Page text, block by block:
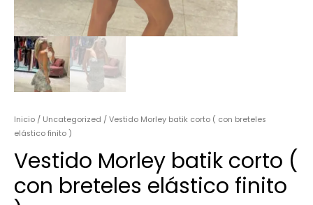
Inicio / Uncategorized / Vestido Morley batik corto ( con breteles
elástico finito )
Vestido Morley batik corto (
con breteles elástico finito